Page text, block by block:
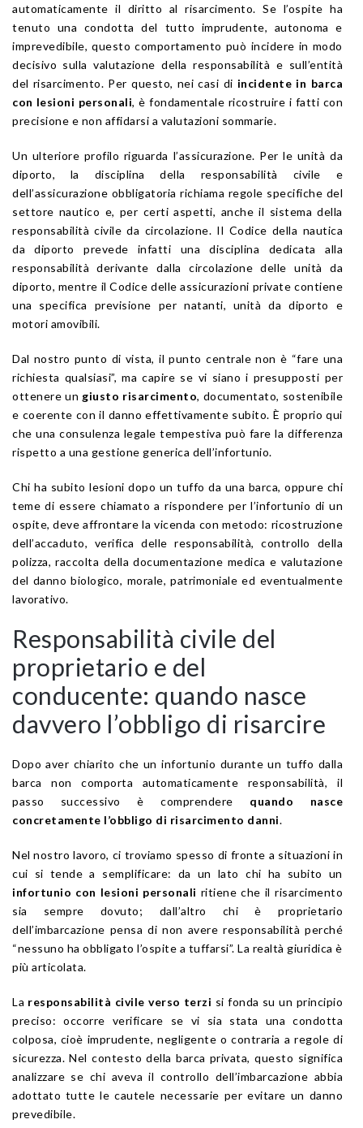
automaticamente il diritto al risarcimento. Se l’ospite ha
tenuto una condotta del tutto imprudente, autonoma e
imprevedibile, questo comportamento può incidere in modo
decisivo sulla valutazione della responsabilità e sull’entità
del risarcimento. Per questo, nei casi di incidente in barca
con lesioni personali, è fondamentale ricostruire i fatti con
precisione e non affidarsi a valutazioni sommarie.
Un ulteriore profilo riguarda l’assicurazione. Per le unità da
diporto, la disciplina della responsabilità civile e
dell’assicurazione obbligatoria richiama regole specifiche del
settore nautico e, per certi aspetti, anche il sistema della
responsabilità civile da circolazione. Il Codice della nautica
da diporto prevede infatti una disciplina dedicata alla
responsabilità derivante dalla circolazione delle unità da
diporto, mentre il Codice delle assicurazioni private contiene
una specifica previsione per natanti, unità da diporto e
motori amovibili.
Dal nostro punto di vista, il punto centrale non è “fare una
richiesta qualsiasi”, ma capire se vi siano i presupposti per
ottenere un giusto risarcimento, documentato, sostenibile
e coerente con il danno effettivamente subito. È proprio qui
che una consulenza legale tempestiva può fare la differenza
rispetto a una gestione generica dell’infortunio.
Chi ha subito lesioni dopo un tuffo da una barca, oppure chi
teme di essere chiamato a rispondere per l’infortunio di un
ospite, deve affrontare la vicenda con metodo: ricostruzione
dell’accaduto, verifica delle responsabilità, controllo della
polizza, raccolta della documentazione medica e valutazione
del danno biologico, morale, patrimoniale ed eventualmente
lavorativo.
Responsabilità civile del
proprietario e del
conducente: quando nasce
davvero l’obbligo di risarcire
Dopo aver chiarito che un infortunio durante un tuffo dalla
barca non comporta automaticamente responsabilità, il
passo successivo è comprendere quando nasce
concretamente l’obbligo di risarcimento danni.
Nel nostro lavoro, ci troviamo spesso di fronte a situazioni in
cui si tende a semplificare: da un lato chi ha subito un
infortunio con lesioni personali ritiene che il risarcimento
sia sempre dovuto; dall’altro chi è proprietario
dell’imbarcazione pensa di non avere responsabilità perché
“nessuno ha obbligato l’ospite a tuffarsi”. La realtà giuridica è
più articolata.
La responsabilità civile verso terzi si fonda su un principio
preciso: occorre verificare se vi sia stata una condotta
colposa, cioè imprudente, negligente o contraria a regole di
sicurezza. Nel contesto della barca privata, questo significa
analizzare se chi aveva il controllo dell’imbarcazione abbia
adottato tutte le cautele necessarie per evitare un danno
prevedibile.